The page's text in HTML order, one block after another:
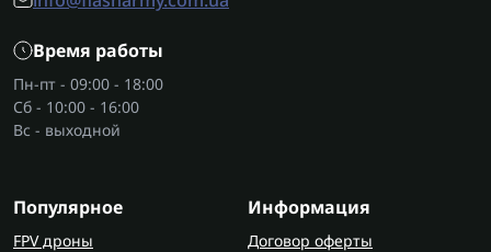
сертифицированных решений — можно не
только баллистические пакеты 1 класс купить, но
также подобрать
аксессуары
Время работы
Пн-пт - 09:00 - 18:00
Сб - 10:00 - 16:00
Вс - выходной
Популярное
FPV дроны
Информация
Договор оферты